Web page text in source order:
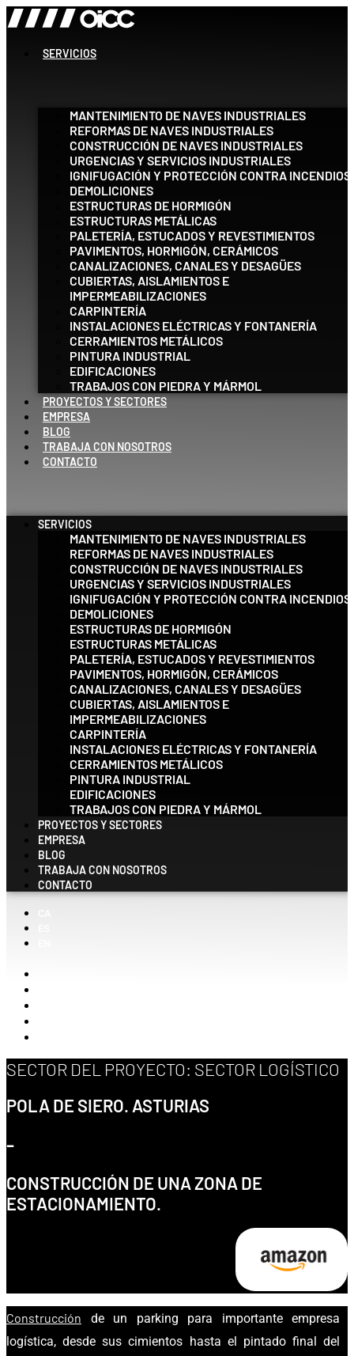
Ir
al
SERVICIOS
MANTENIMIENTO DE NAVES INDUSTRIALES
REFORMAS DE NAVES INDUSTRIALES
CONSTRUCCIÓN DE NAVES INDUSTRIALES
URGENCIAS Y SERVICIOS INDUSTRIALES
IGNIFUGACIÓN Y PROTECCIÓN CONTRA INCENDIOS
DEMOLICIONES
ESTRUCTURAS DE HORMIGÓN
ESTRUCTURAS METÁLICAS
PALETERÍA, ESTUCADOS Y REVESTIMIENTOS
PAVIMENTOS, HORMIGÓN, CERÁMICOS
CANALIZACIONES, CANALES Y DESAGÜES
CUBIERTAS, AISLAMIENTOS E
IMPERMEABILIZACIONES
CARPINTERÍA
INSTALACIONES ELÉCTRICAS Y FONTANERÍA
CERRAMIENTOS METÁLICOS
PINTURA INDUSTRIAL
EDIFICACIONES
TRABAJOS CON PIEDRA Y MÁRMOL
PROYECTOS Y SECTORES
EMPRESA
BLOG
TRABAJA CON NOSOTROS
CONTACTO
SERVICIOS
MANTENIMIENTO DE NAVES INDUSTRIALES
REFORMAS DE NAVES INDUSTRIALES
CONSTRUCCIÓN DE NAVES INDUSTRIALES
URGENCIAS Y SERVICIOS INDUSTRIALES
IGNIFUGACIÓN Y PROTECCIÓN CONTRA INCENDIOS
DEMOLICIONES
ESTRUCTURAS DE HORMIGÓN
ESTRUCTURAS METÁLICAS
PALETERÍA, ESTUCADOS Y REVESTIMIENTOS
PAVIMENTOS, HORMIGÓN, CERÁMICOS
CANALIZACIONES, CANALES Y DESAGÜES
CUBIERTAS, AISLAMIENTOS E
IMPERMEABILIZACIONES
CARPINTERÍA
INSTALACIONES ELÉCTRICAS Y FONTANERÍA
CERRAMIENTOS METÁLICOS
PINTURA INDUSTRIAL
EDIFICACIONES
TRABAJOS CON PIEDRA Y MÁRMOL
PROYECTOS Y SECTORES
EMPRESA
BLOG
TRABAJA CON NOSOTROS
CONTACTO
SECTOR DEL PROYECTO: SECTOR LOGÍSTICO
POLA DE SIERO. ASTURIAS
-
CONSTRUCCIÓN DE UNA ZONA DE
ESTACIONAMIENTO.
Construcción de un parking para importante empresa
logística, desde sus cimientos hasta el pintado final del